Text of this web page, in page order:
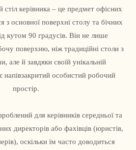
керівника – це предмет офісних
з основної поверхні столу та бічних
кутом 90 градусів. Він не лише
поверхню, ніж традиційні столи з
але й завдяки своїй унікальній
напівзакритий особистий робочий
простір.
для керівників середньої та
директорів або фахівців (юристів,
оскільки їм часто доводиться